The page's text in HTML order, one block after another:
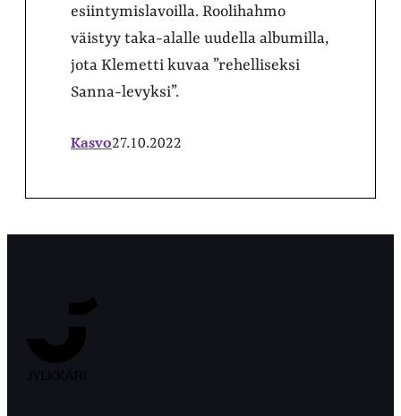
esiintymislavoilla. Roolihahmo
väistyy taka-alalle uudella albumilla,
jota Klemetti kuvaa ”rehelliseksi
Sanna-levyksi”.
Kasvo27.10.2022